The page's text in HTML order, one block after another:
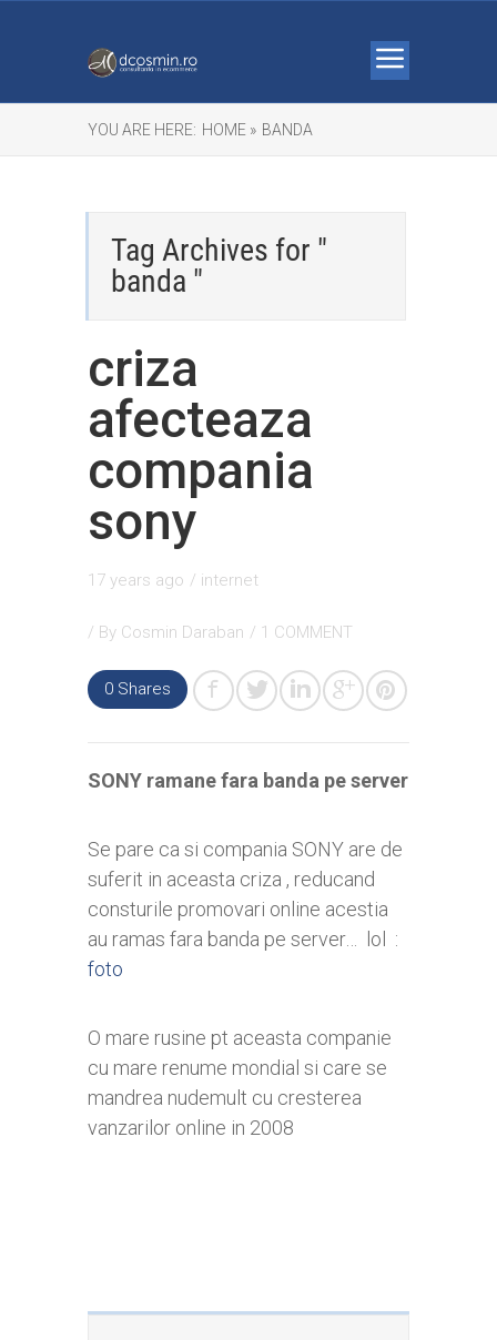
YOU ARE HERE: HOME » BANDA
Tag Archives for "
banda "
criza
afecteaza
compania
sony
17 years ago / internet
/ By Cosmin Daraban / 1 COMMENT
0 Shares
SONY ramane fara banda pe server
Se pare ca si compania SONY are de
suferit in aceasta criza , reducand
consturile promovari online acestia
au ramas fara banda pe server… lol :
foto
O mare rusine pt aceasta companie
cu mare renume mondial si care se
mandrea nudemult cu cresterea
vanzarilor online in 2008